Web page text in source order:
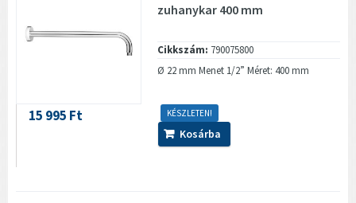
zuhanykar 400 mm
Cikkszám: 790075800
Ø 22 mm Menet 1/2” Méret: 400 mm
KÉSZLETEN!
15 995 Ft
Kosárba